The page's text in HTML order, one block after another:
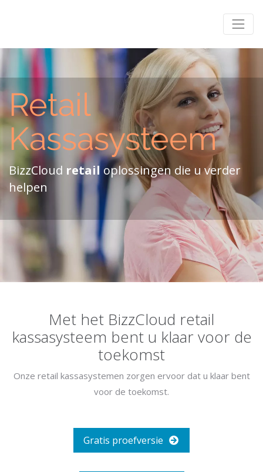
Retail
Kassasysteem
BizzCloud retail oplossingen die u verder
helpen
Met het BizzCloud retail
kassasysteem bent u klaar voor de
toekomst
Onze retail kassasystemen zorgen ervoor dat u klaar bent
voor de toekomst.
Gratis proefversie